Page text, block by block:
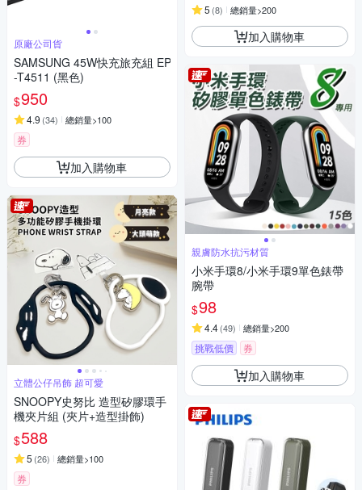
原廠公司貨
SAMSUNG 45W快充旅充組 EP
-T4511 (黑色)
$950
4.9 (34) 總銷量>100
券
加入購物車
立體公仔吊飾 超可愛
SNOOPY史努比 造型矽膠環手
機夾片組 (夾片+造型掛飾)
$588
5 (26) 總銷量>100
券
5 (8) 總銷量>200
加入購物車
親膚防水抗污材質
小米手環8/小米手環9單色錶帶
腕帶
$98
4.4(49) 總銷量>200
挑戰低價 券
加入購物車